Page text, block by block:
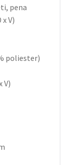
pena
V)
poliester)
V)